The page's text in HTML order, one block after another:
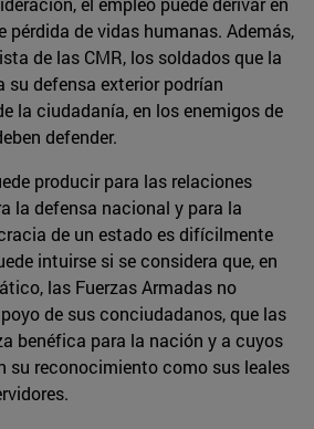
pérdida de vidas humanas. Además,
de las CMR, los soldados que la
su defensa exterior podrían
la ciudadanía, en los enemigos de
defender.
producir para las relaciones
la defensa nacional y para la
de un estado es difícilmente
intuirse si se considera que, en
las Fuerzas Armadas no
de sus conciudadanos, que las
benéfica para la nación y a cuyos
su reconocimiento como sus leales